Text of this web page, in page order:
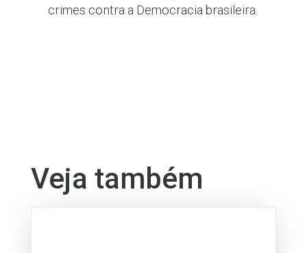
crimes contra a Democracia brasileira.
Veja também